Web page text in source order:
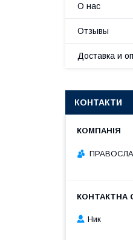
О нас
Отзывы
Доставка и
КОНТАКТИ
Ник